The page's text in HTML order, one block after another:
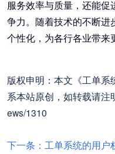
服务效率与质量，还能促
争力。随着技术的不断进
个性化，为各行各业带来
版权申明：本文《工单系
系本站原创，如转载请注
ews/1310
下一条：工单系统的用户